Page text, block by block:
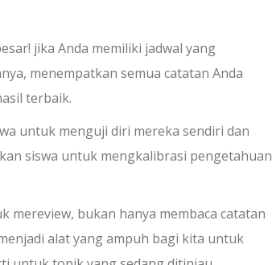
jika Anda memiliki jadwal yang
menempatkan semua catatan Anda
terbaik.
untuk menguji diri mereka sendiri dan
siswa untuk mengkalibrasi pengetahuan
mereview, bukan hanya membaca catatan
alat yang ampuh bagi kita untuk